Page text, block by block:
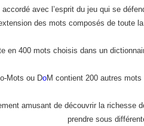
avec l’esprit du jeu qui se
des mots composés de toute la
en 400 mots choisis dans un
Mots ou DoM contient 200 autres
amusant de découvrir la richesse
prendre sous